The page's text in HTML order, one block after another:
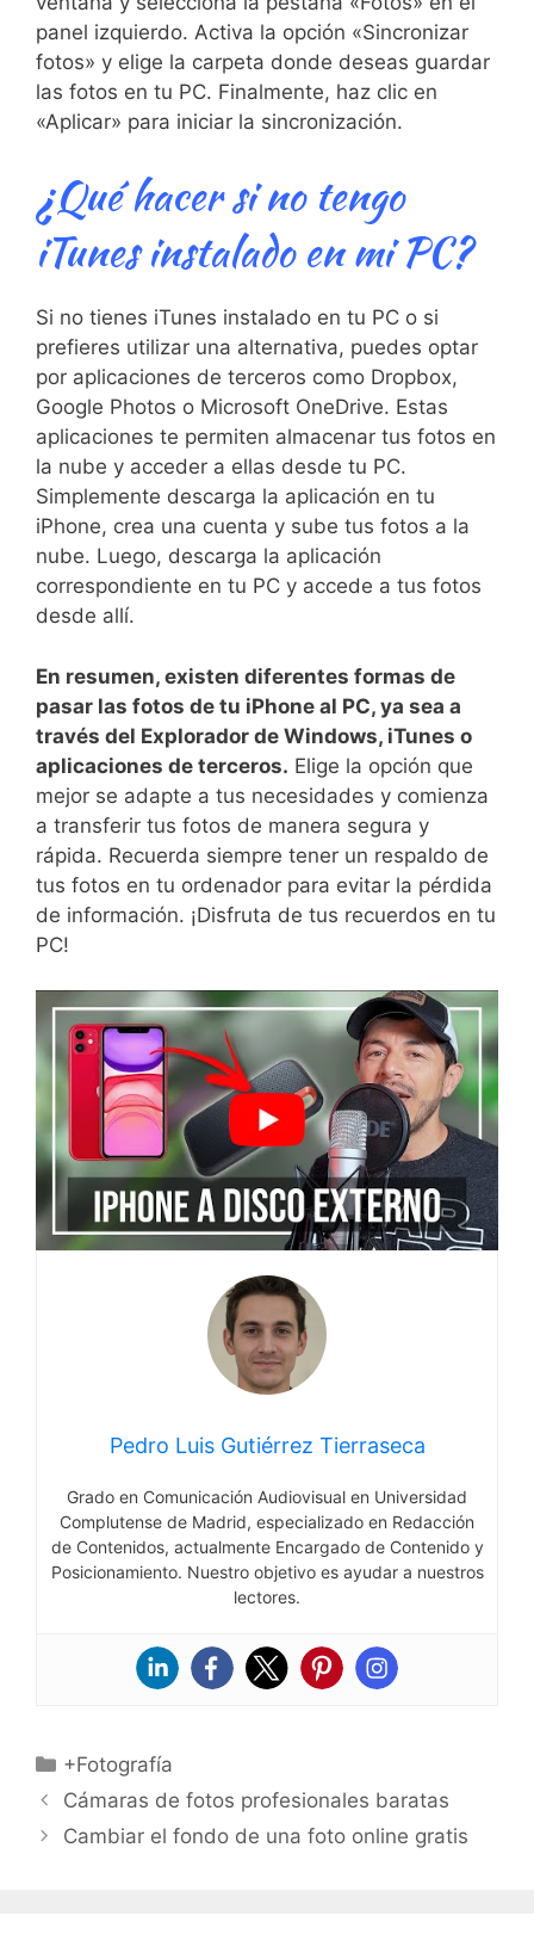
panel izquierdo. Activa la opción «Sincronizar
fotos» y elige⁣ la carpeta donde deseas guardar
las fotos⁢ en tu PC. Finalmente, haz clic en
«Aplicar» para iniciar la sincronización.
¿Qué hacer si ⁣no tengo
‍iTunes instalado en‍ mi PC?
Si no tienes iTunes instalado en tu PC o si
prefieres utilizar ⁢una alternativa, puedes optar
⁣por aplicaciones de terceros como Dropbox,
Google Photos o Microsoft OneDrive. Estas
aplicaciones te permiten almacenar tus fotos en
la nube ⁤y ⁤acceder a⁤ ellas desde tu PC.
Simplemente descarga la aplicación en tu
iPhone, crea una cuenta y sube ⁢tus⁢ fotos a la
nube. Luego, descarga la aplicación
correspondiente en‍ tu PC y accede a tus fotos
desde allí.
En resumen, existen diferentes ⁣formas de
pasar las fotos de tu iPhone al PC, ⁣ya sea⁤ a
través ⁣del Explorador de Windows, iTunes o
aplicaciones de terceros. Elige la⁢ opción que
mejor ⁢se adapte ⁢a tus ‍necesidades y ‍comienza
a ‍transferir tus ​fotos de⁣ manera‌ segura y
rápida. Recuerda‍ siempre⁤ tener un respaldo de
tus fotos en tu ordenador ⁤para⁢ evitar la pérdida
⁤de información. ¡Disfruta de tus recuerdos en tu
PC!
Pedro Luis Gutiérrez Tierraseca
Grado en Comunicación Audiovisual en Universidad
Complutense de Madrid, especializado en Redacción
de Contenidos, actualmente Encargado de Contenido y
Posicionamiento. Nuestro objetivo es ayudar a nuestros
lectores.
Categorías
+Fotografía
Cámaras de fotos profesionales baratas
Cambiar el fondo de una foto online gratis